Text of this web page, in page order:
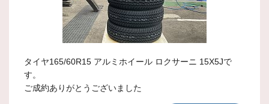
タイヤ165/60R15 アルミホイール ロクサーニ 15X5Jで
す。
ご成約ありがとうございました